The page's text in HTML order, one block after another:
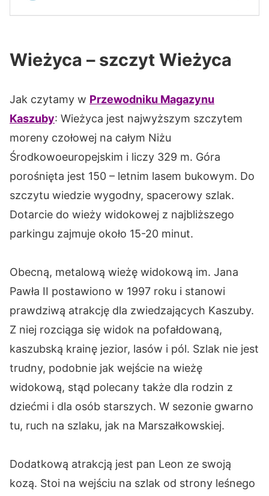
Wieżyca – szczyt Wieżyca
Jak czytamy w Przewodniku Magazynu
Kaszuby: Wieżyca jest najwyższym szczytem
moreny czołowej na całym Niżu
Środkowoeuropejskim i liczy 329 m. Góra
porośnięta jest 150 – letnim lasem bukowym. Do
szczytu wiedzie wygodny, spacerowy szlak.
Dotarcie do wieży widokowej z najbliższego
parkingu zajmuje około 15-20 minut.
Obecną, metalową wieżę widokową im. Jana
Pawła II postawiono w 1997 roku i stanowi
prawdziwą atrakcję dla zwiedzających Kaszuby.
Z niej rozciąga się widok na pofałdowaną,
kaszubską krainę jezior, lasów i pól. Szlak nie jest
trudny, podobnie jak wejście na wieżę
widokową, stąd polecany także dla rodzin z
dziećmi i dla osób starszych. W sezonie gwarno
tu, ruch na szlaku, jak na Marszałkowskiej.
Dodatkową atrakcją jest pan Leon ze swoją
kozą. Stoi na wejściu na szlak od strony leśnego